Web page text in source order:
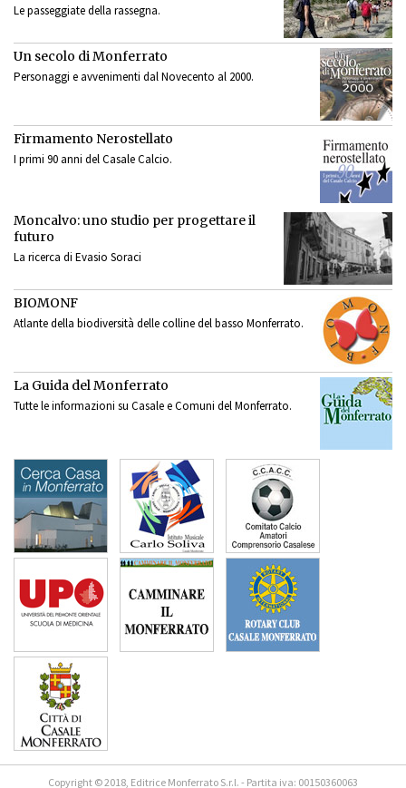
Le passeggiate della rassegna.
Un secolo di Monferrato
Personaggi e avvenimenti dal Novecento al 2000.
Firmamento Nerostellato
I primi 90 anni del Casale Calcio.
Moncalvo: uno studio per progettare il
futuro
La ricerca di Evasio Soraci
BIOMONF
Atlante della biodiversità delle colline del basso Monferrato.
La Guida del Monferrato
Tutte le informazioni su Casale e Comuni del Monferrato.
Copyright © 2018, Editrice Monferrato S.r.l. - Partita iva: 00150360063